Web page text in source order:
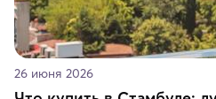
26 июня 2026